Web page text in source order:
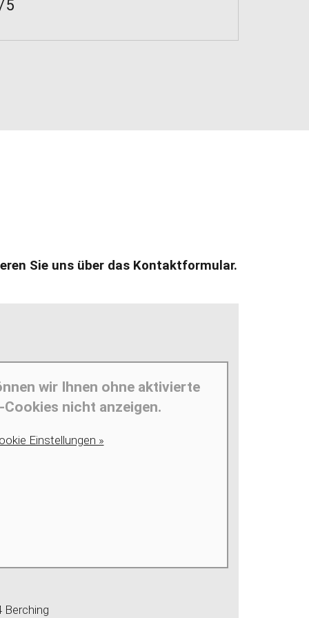
5
Sie uns über das Kontaktformular.
wir Ihnen ohne aktivierte
nicht anzeigen.
Einstellungen »
Berching